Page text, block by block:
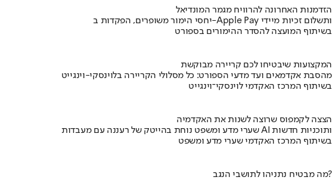
הזדמנות האחרונה להרוויח מגמר המונדיאל
יחסי הימור משופרים, הפקדות ב-Apple Pay ותשלום זכיות מיידי
בשיתוף המועצה להסדר ההימורים בספורט
המקצועות שיבטיחו לכם קריירה מבוקשת
מהסבת אקדמאים ועד מדעי הספורט: כל מסלולי הקריירה בלוינסקי-וינגייט
בשיתוף המרכז האקדמי לוינסקי־וינגייט
הצצה לקמפוס שרוצה לשנות את האקדמיה
שערי מדע ומשפט נוחת בהייטק של רעננה עם מעבדות AI ותוכניות חדשות
בשיתוף המרכז האקדמי שערי מדע ומשפט
מה מבטיח נתניהו לתושבי הנגב?